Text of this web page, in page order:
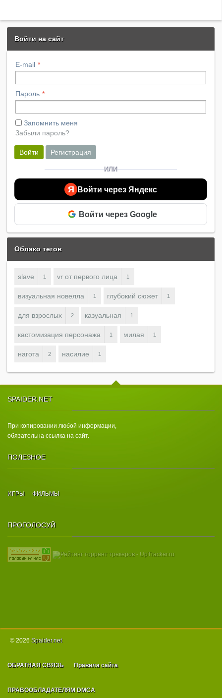
Войти на сайт
E-mail
Пароль
Запомнить меня
Забыли пароль?
Войти Регистрация
ИЛИ
Я Войти через Яндекс
Войти через Google
Облако тегов
slave 1 vr от первого лица 1
визуальная новелла 1 глубокий сюжет 1
для взрослых 2 казуальная 1
кастомизация персонажа 1 милая 1
нагота 2 насилие 1
SPAIDER.NET
При копировании любой информации,
обязательна ссылка на сайт.
ПОЛЕЗНОЕ
ИГРЫ ФИЛЬМЫ
ПРОГОЛОСУЙ
© 2026 Spаider.net
ОБРАТНАЯ СВЯЗЬ Правила сайта
ПРАВООБЛАДАТЕЛЯМ DMCA